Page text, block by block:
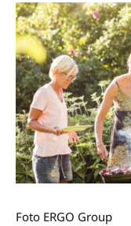
Foto ERGO Group